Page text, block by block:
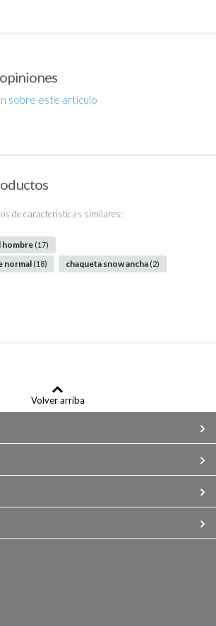
sobre este artículo
de características similares:
hombre (17)
normal (18) chaqueta snow ancha (2)
Volver arriba